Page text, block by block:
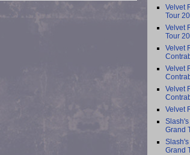
Velvet
Tour
Velvet
Tour
Velvet
Velvet
Velvet
Velvet
Slash's
Grand
Slash's
Grand